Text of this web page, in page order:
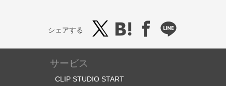
シェアする
サービス
CLIP STUDIO START